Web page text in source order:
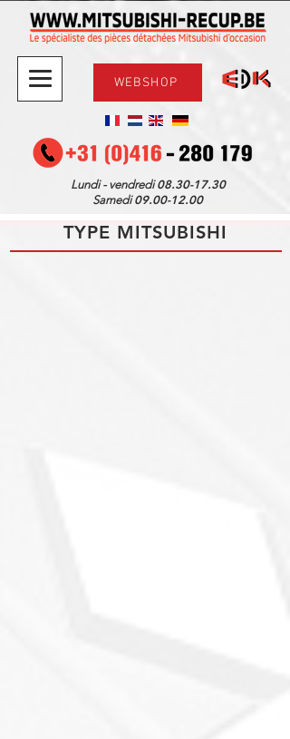
WEBSHOP
Lundi - vendredi08.30-17.30
Samedi09.00-12.00
TYPE MITSUBISHI